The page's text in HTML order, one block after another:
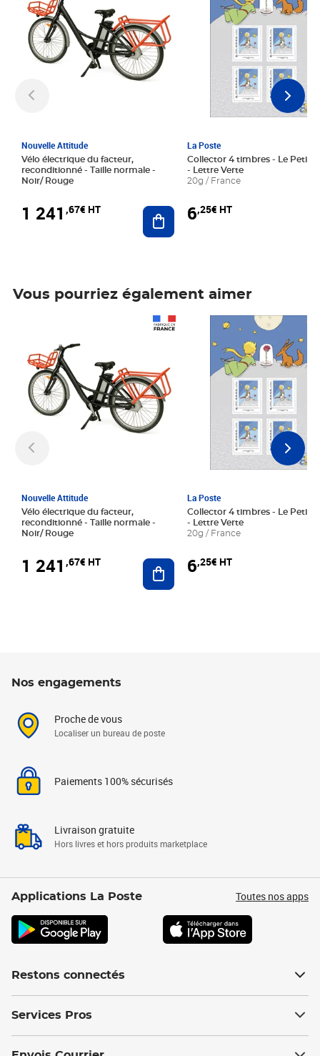
Nouvelle Attitude
Vélo électrique du facteur,
reconditionné - Taille normale -
Noir/ Rouge
1 241 ,67€ HT Ajouter au panier
La Poste
Collector 4 timbres - Le Petit
- Lettre Verte
20g / France
6,25€ HT
Vous pourriez également aimer
Nouvelle Attitude
Vélo électrique du facteur,
reconditionné - Taille normale -
Noir/ Rouge
1 241 ,67€ HT Ajouter au panier
La Poste
Collector 4 timbres - Le Petit
- Lettre Verte
20g / France
6,25€ HT
Prix 6,25€ HT
Nos engagements
Proche de vous
Localiser un bureau de poste
Paiements 100% sécurisés
Livraison gratuite
Hors livres et hors produits marketplace
Applications La Poste Toutes nos apps
Restons connectés
Services Pros